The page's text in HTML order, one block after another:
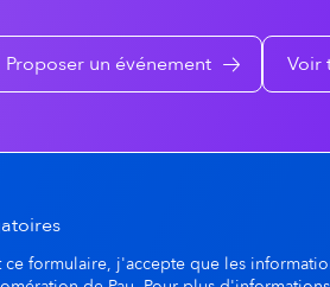
Proposer un événement Voir
ce formulaire, j'accepte que les